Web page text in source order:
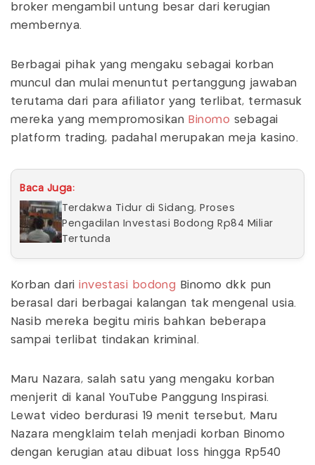
broker mengambil untung besar dari kerugian
membernya.
Berbagai pihak yang mengaku sebagai korban
muncul dan mulai menuntut pertanggung jawaban
terutama dari para afiliator yang terlibat, termasuk
mereka yang mempromosikan Binomo sebagai
platform trading, padahal merupakan meja kasino.
Baca Juga:
Terdakwa Tidur di Sidang, Proses
Pengadilan Investasi Bodong Rp84 Miliar
Tertunda
Korban dariinvestasi bodong Binomo dkk pun
berasal dari berbagai kalangan tak mengenal usia.
Nasib mereka begitu miris bahkan beberapa
sampai terlibat tindakan kriminal.
Maru Nazara, salah satu yang mengaku korban
menjerit di kanal YouTube Panggung Inspirasi.
Lewat video berdurasi 19 menit tersebut, Maru
Nazara mengklaim telah menjadi korban Binomo
dengan kerugian atau dibuat loss hingga Rp540